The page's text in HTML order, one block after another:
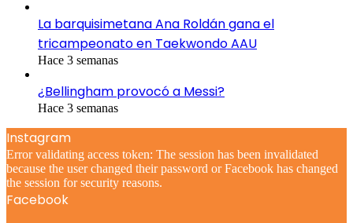
La barquisimetana Ana Roldán gana el
tricampeonato en Taekwondo AAU
Hace 3 semanas
¿Bellingham provocó a Messi?
Hace 3 semanas
Instagram
Error validating access token: The session has been invalidated
because the user changed their password or Facebook has changed
the session for security reasons.
Facebook